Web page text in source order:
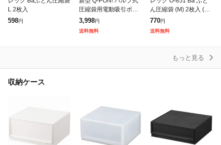
L 2枚入
598円
圧縮袋用電動吸引ポン
プ オリエント キューポ
ン 60秒で圧縮完了 掃除
機不要 電動ポンプ 押し
3,998円
送料無料
ん圧縮袋 (M) 2枚入 (自
動ロック式) LEC 送料
無料
770円
送料無料
もっと見る
収納ケース